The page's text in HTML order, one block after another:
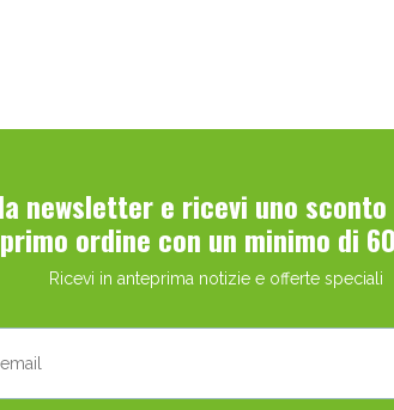
newsletter e ricevi uno
ordine con un minimo di
Ricevi in anteprima notizie e offerte speciali